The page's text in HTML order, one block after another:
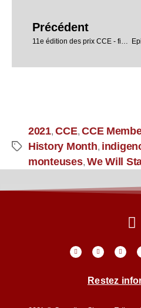
Précédent
11e édition des prix CCE - finalistes et lauréat.e.s
2021,CCE,CCE
History Month,
monteuses,We Will
Restez